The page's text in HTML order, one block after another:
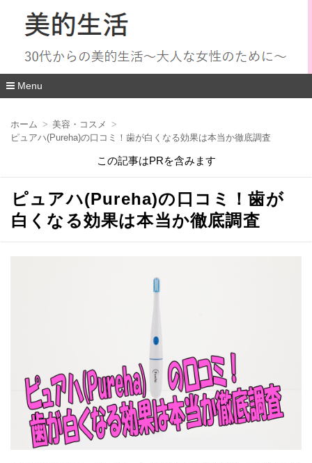
Menu
移
ホーム
美容・コスメ
ピュアハ(Pureha)の口コミ！歯が白くなる効果は本当か徹底調査
この記事はPRを含みます
ピュアハ(Pureha)の口コミ！歯が
白くなる効果は本当か徹底調査